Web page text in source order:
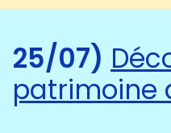
25/07)
patrimoine